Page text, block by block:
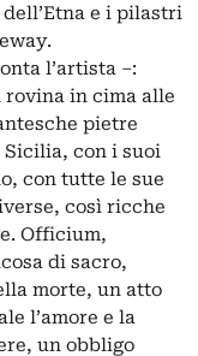
e i pilastri
l’artista –:
in cima alle
pietre
Sicilia, con i suoi
con tutte le sue
così ricche
Officium,
di sacro,
morte, un atto
l’amore e la
un obbligo